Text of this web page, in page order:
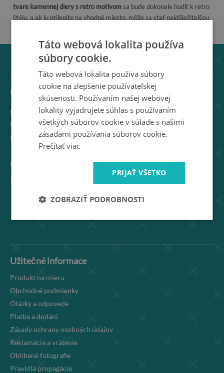
tvare kamennej diery s retro motívomsa bude dokonale hodiť k retro
štýlu, a ak ju prilepíte na vhodné miesto, môže sa stať najdôležitejšou
WallMuralia
O nás
Blog
Kontakt
Doručenie
Užitečné informace
Produkt na mieru
Obchodné podmienky
Otázky a odpovede
Platba a dodání
Zásady ochrany osobných údajov
Reklamácia a vrátenie
Oblíbené fotografie
Pravidlá propagácie
Táto webová lokalita používa
súbory cookie.
Táto webová lokalita používa súbory
cookie na zlepšenie používateľskej
skúsenosti. Používaním našej webovej
lokality vyjadrujete súhlas s používaním
všetkých súborov cookie v súlade s našimi
zásadami používania súborov cookie.
Prečítať viac
PRIJAŤ VŠETKO
ZOBRAZIŤ PODROBNOSTI